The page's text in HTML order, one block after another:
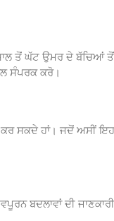
ਤੋਂ ਘੱਟ ਉਮਰ ਦੇ ਬੱਚਿਆਂ
ਸੰਪਰਕ ਕਰੋ।
ਕਰ ਸਕਦੇ ਹਾਂ। ਜਦੋਂ ਅਸੀਂ
ਬਦਲਾਵਾਂ ਦੀ